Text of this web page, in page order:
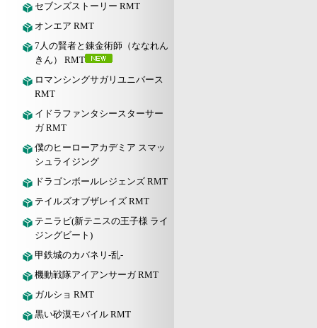
セブンズストーリー RMT
オンエア RMT
7人の賢者と錬金術師（ななれん
きん） RMT
ロマンシングサガリユニバース
RMT
イドラファンタシースターサー
ガ RMT
僕のヒーローアカデミア スマッ
シュライジング
ドラゴンボールレジェンズ RMT
テイルズオブザレイズ RMT
テニラビ(新テニスの王子様 ライ
ジングビート)
甲鉄城のカバネリ-乱-
機動戦隊アイアンサーガ RMT
ガルショ RMT
黒い砂漠モバイル RMT